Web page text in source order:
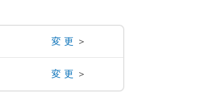
変更 ＞
変更 ＞